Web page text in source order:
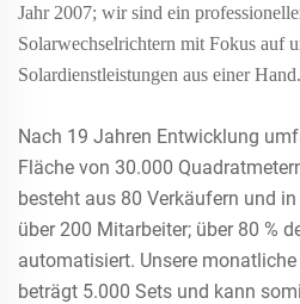
Jahr 2007; wir sind ein
Solarwechselrichtern mit Fokus auf
Solardienstleistungen aus einer Hand.
Nach 19 Jahren Entwicklung
Fläche von 30.000
besteht aus 80 Verkäufern und
über 200 Mitarbeiter; über 80 %
automatisiert. Unsere
beträgt 5.000 Sets und kann